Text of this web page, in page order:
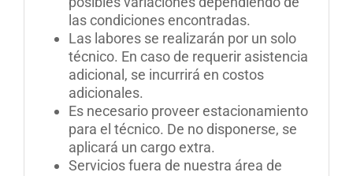
las condiciones encontradas.
Las labores se realizarán por un solo
técnico. En caso de requerir asistencia
adicional, se incurrirá en costos
adicionales.
Es necesario proveer estacionamiento
para el técnico. De no disponerse, se
aplicará un cargo extra.
Servicios fuera de nuestra área de